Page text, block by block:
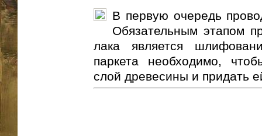
В первую очередь
Обязательным этапом
лака является
паркета необходимо,
слой древесины и придать